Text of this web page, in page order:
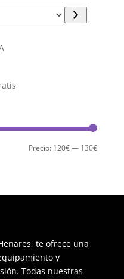
Precio
Precio
Precio: 120€— 130€
te ofrece una
y
Todas nuestras